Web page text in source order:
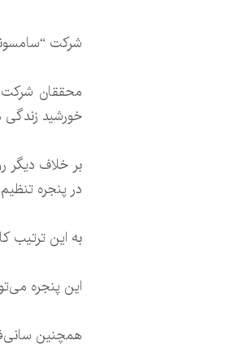
شرکت
خورشید زندگی‌
بر خلاف دیگر
در پنجره
به این ترتیب
این پنجره
همچنین